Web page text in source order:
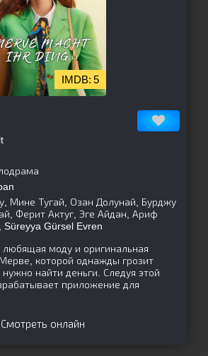
5
Мине Тугай, Озан Долунай, Бурджу
Ферит Актуг, Эге Айдан, Ариф
Gürsel Evren
моду и оригинальная
которой однажды грозит
найти деньги. Следуя этой
приложение для
Смотреть онлайн